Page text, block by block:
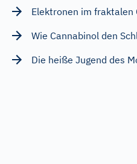
Elektronen im fraktalen
Wie Cannabinol den
Die heiße Jugend des